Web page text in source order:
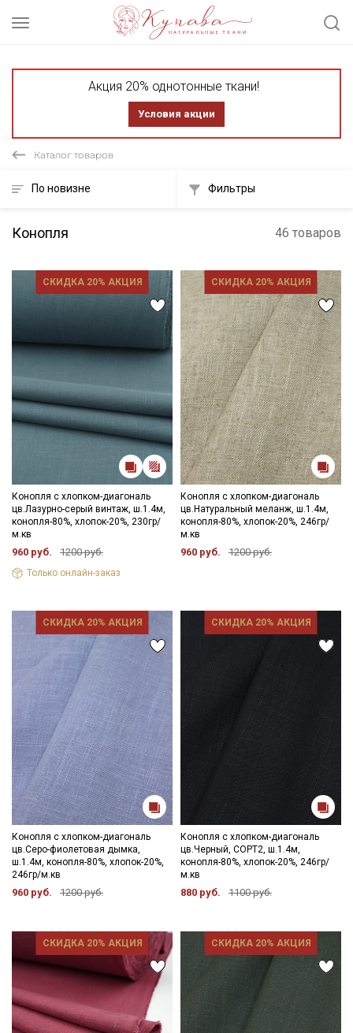
Акция 20% однотонные ткани!
Условия акции
Каталог товаров
По новизне Фильтры
Конопля 46 товаров
СКИДКА 20% АКЦИЯ
Конопля с хлопком-диагональ
цв.Лазурно-серый винтаж, ш.1.4м,
конопля-80%, хлопок-20%, 230гр/
м.кв
960 руб. 1200 руб.
Только онлайн-заказ
СКИДКА 20% АКЦИЯ
Конопля с хлопком-диагональ
цв.Натуральный меланж, ш.1.4м,
конопля-80%, хлопок-20%, 246гр/
м.кв
960 руб. 1200 руб.
СКИДКА 20% АКЦИЯ
Конопля с хлопком-диагональ
цв.Серо-фиолетовая дымка,
ш.1.4м, конопля-80%, хлопок-20%,
246гр/м.кв
960 руб. 1200 руб.
СКИДКА 20% АКЦИЯ
Конопля с хлопком-диагональ
цв.Черный, СОРТ2, ш.1.4м,
конопля-80%, хлопок-20%, 246гр/
м.кв
880 руб. 1100 руб.
СКИДКА 20% АКЦИЯ СКИДКА 20% АКЦИЯ